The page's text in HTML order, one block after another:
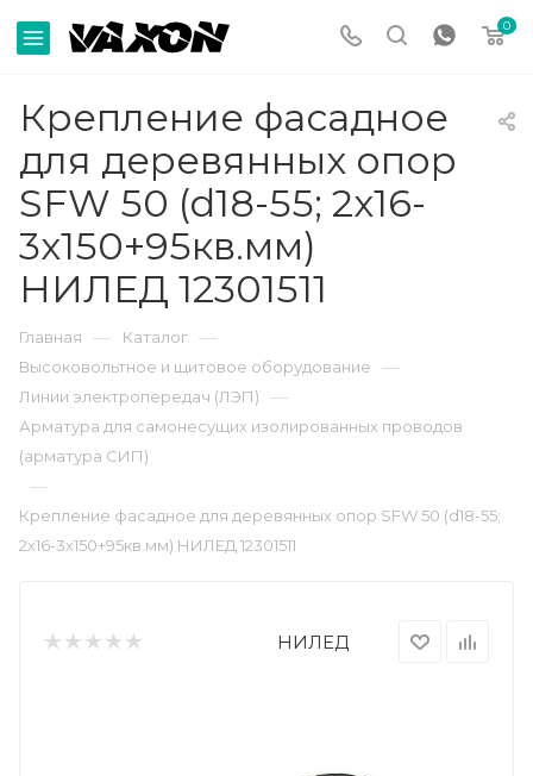
0
Крепление фасадное
для деревянных опор
SFW 50 (d18-55; 2х16-
3х150+95кв.мм)
НИЛЕД 12301511
Главная — Каталог —
Высоковольтное и щитовое оборудование —
Линии электропередач (ЛЭП) —
Арматура для самонесущих изолированных проводов
(арматура СИП)
—
Крепление фасадное для деревянных опор SFW 50 (d18-55;
2х16-3х150+95кв.мм) НИЛЕД 12301511
НИЛЕД